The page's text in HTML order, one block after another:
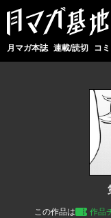
月マガ本誌 連載/読切 コ
この作品は 作品